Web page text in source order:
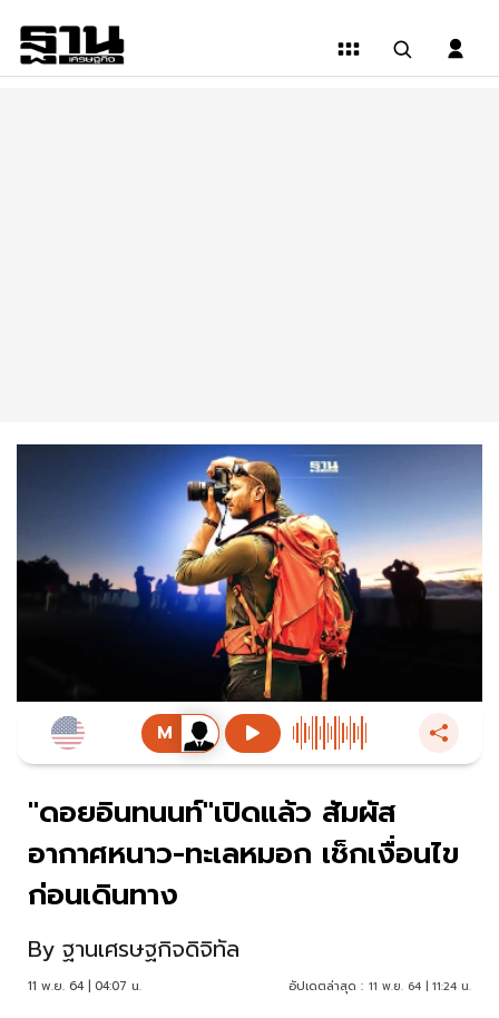
"ดอยอินทนนท์"เปิดแล้ว สัมผัส
อากาศหนาว-ทะเลหมอก เช็กเงื่อนไข
ก่อนเดินทาง
By ฐานเศรษฐกิจดิจิทัล
11 พ.ย. 64 | 04:07 น. อัปเดตล่าสุด : 11 พ.ย. 64 | 11:24 น.